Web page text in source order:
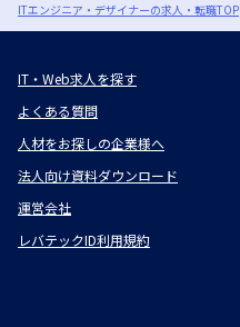
ITエンジニア・デザイナーの求人・転職TOP
IT・Web求人を探す
よくある質問
人材をお探しの企業様へ
法人向け資料ダウンロード
運営会社
レバテックID利用規約